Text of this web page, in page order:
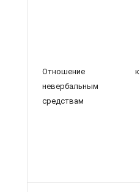
Отношение к
невербальным
средствам